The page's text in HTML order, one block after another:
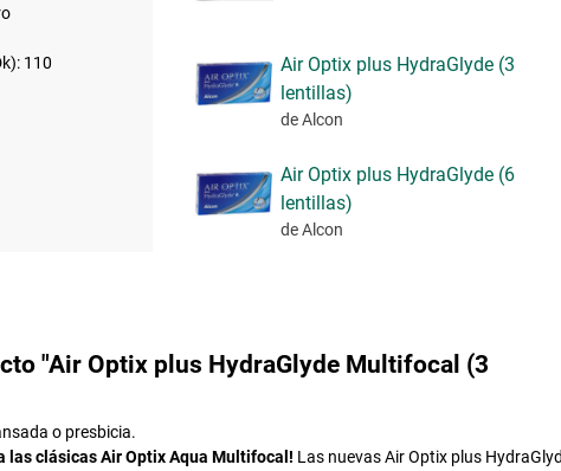
110
Air Optix plus HydraGlyde (3
lentillas)
de Alcon
Air Optix plus HydraGlyde (6
lentillas)
de Alcon
"Air Optix plus HydraGlyde Multifocal (3
o presbicia.
las clásicas Air Optix Aqua Multifocal! Las nuevas Air Optix plus